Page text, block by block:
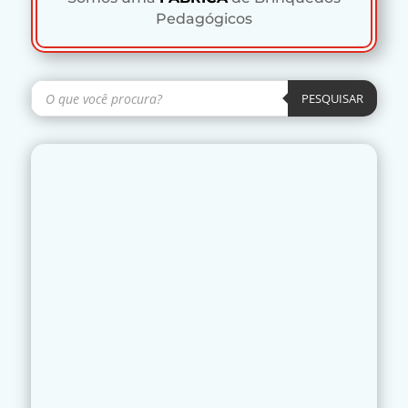
Pedagógicos
Pesquisar
produtos PESQUISAR